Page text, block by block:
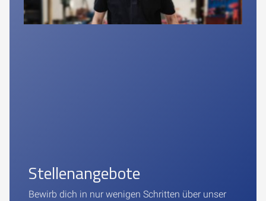
Stellenangebote
Bewirb dich in nur wenigen Schritten über unser